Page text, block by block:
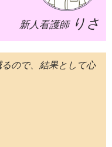
新人看護師 りさ
ので、結果として心